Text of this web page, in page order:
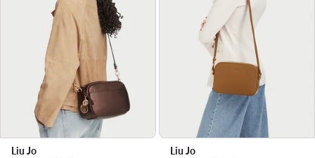
Liu Jo
Liu Jo